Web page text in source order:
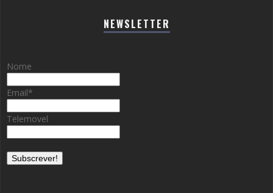
NEWSLETTER
Nome
Email*
Telemovel